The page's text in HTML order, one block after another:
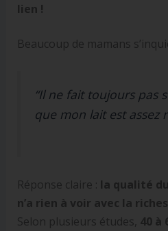
lien !
Beaucoup de mamans
“Il ne fait toujours pas
que mon lait est assez
Réponse claire : la qualité
n’a rien à voir avec la
Selon plusieurs études, 40 à